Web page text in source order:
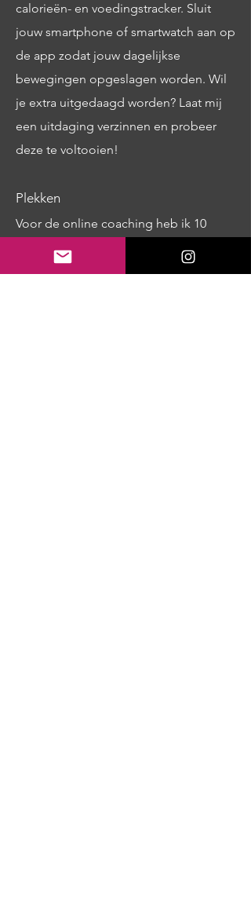
calorieën- en voedingstracker. Sluit
jouw smartphone of smartwatch aan op
de app zodat jouw dagelijkse
bewegingen opgeslagen worden. Wil
je extra uitgedaagd worden? Laat mij
een uitdaging verzinnen en probeer
deze te voltooien!
Plekken
Voor de online coaching heb ik 10
plekken beschikbaar. Zijn de plekken
vol kom je op de wachtlijst te staan.